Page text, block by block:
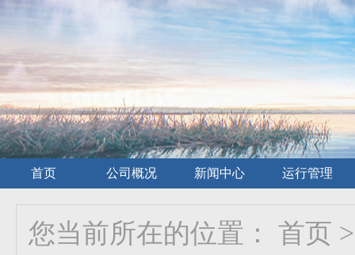
首页 公司概况 新闻中心 运行管理
您当前所在的位置： 首页 >